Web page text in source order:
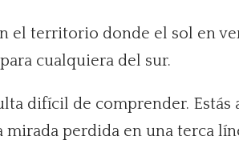
el territorio donde el sol en
cualquiera del sur.
difícil de comprender. Estás
mirada perdida en una terca